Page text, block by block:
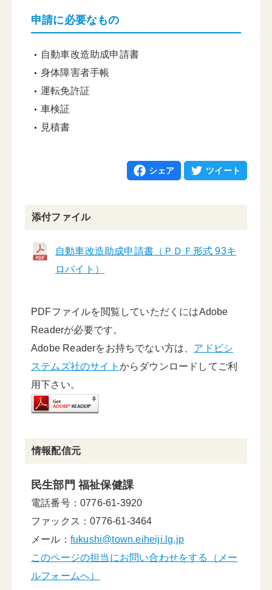
申請に必要なもの
自動車改造助成申請書
身体障害者手帳
運転免許証
車検証
見積書
シェア ツイート
添付ファイル
自動車改造助成申請書（ＰＤＦ形式 93キ
ロバイト）
PDFファイルを閲覧していただくにはAdobe
Readerが必要です。
Adobe Readerをお持ちでない方は、 アドビシ
ステムズ社のサイト からダウンロードしてご利
用下さい。
情報配信元
民生部門 福祉保健課
電話番号：0776-61-3920
ファックス：0776-61-3464
メール： fukushi@town.eiheiji.lg.jp
このページの担当にお問い合わせをする（メー
ルフォームへ）